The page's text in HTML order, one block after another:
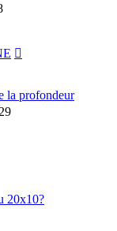
la profondeur
20x10?